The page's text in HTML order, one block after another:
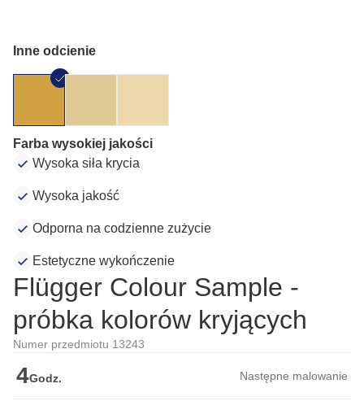
Inne odcienie
Farba wysokiej jakości
Wysoka siła krycia
Wysoka jakość
Odporna na codzienne zużycie
Estetyczne wykończenie
Flügger Colour Sample -
próbka kolorów kryjących
Numer przedmiotu 13243
4Godz. Następne malowanie